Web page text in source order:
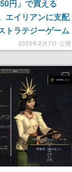
円」で買える
エイリアンに支配
トラテジーゲーム
シリーズ作品同梱
2025年2月7日 公開